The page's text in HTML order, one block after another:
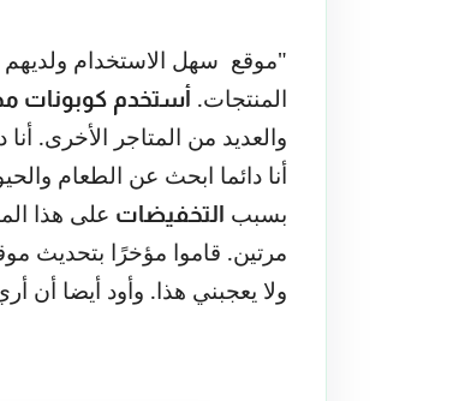
"موقع سهل الاستخدام ولديهم
المنتجات. أستخدم كوبونات
والعديد من المتاجر الأخرى.
أنا دائما ابحث عن الطعام
بسبب التخفيضات على هذا
مرتين. قاموا مؤخرًا بتحديث
ولا يعجبني هذا. وأود أيضا أن